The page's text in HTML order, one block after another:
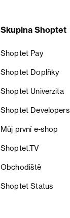
Skupina Shoptet
Shoptet Pay
Shoptet Doplňky
Shoptet Univerzita
Shoptet Developers
Můj první e-shop
Shoptet.TV
Obchodiště
Shoptet Status